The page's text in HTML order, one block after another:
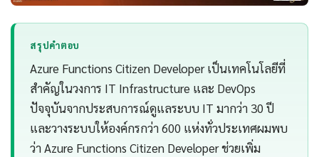
สรุปคำตอบ
Azure Functions Citizen Developer เป็นเทคโนโลยีที่
สำคัญในวงการ IT Infrastructure และ DevOps
ปัจจุบันจากประสบการณ์ดูแลระบบ IT มากว่า 30 ปี
และวางระบบให้องค์กรกว่า 600 แห่งทั่วประเทศผมพบ
ว่า Azure Functions Citizen Developer ช่วยเพิ่ม